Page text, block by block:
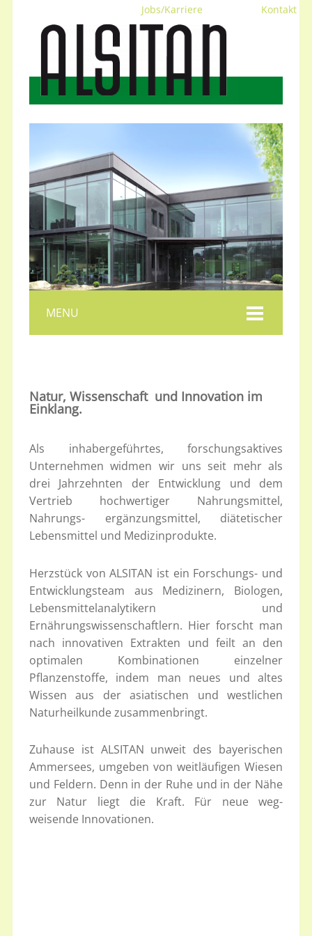
Kontakt
Jobs/Karriere
MENU
Natur, Wissenschaft und Innovation im
Einklang.
Als inhabergeführtes, forschungsaktives
Unternehmen widmen wir uns seit mehr als
drei Jahrzehnten der Entwicklung und dem
Vertrieb hochwertiger Nahrungsmittel,
Nahrungs- ergänzungsmittel, diätetischer
Lebensmittel und Medizinprodukte.
Herzstück von ALSITAN ist ein Forschungs- und
Entwicklungsteam aus Medizinern, Biologen,
Lebensmittelanalytikern und
Ernährungswissenschaftlern. Hier forscht man
nach innovativen Extrakten und feilt an den
optimalen Kombinationen einzelner
Pflanzenstoffe, indem man neues und altes
Wissen aus der asiatischen und westlichen
Naturheilkunde zusammenbringt.
Zuhause ist ALSITAN unweit des bayerischen
Ammersees, umgeben von weitläufigen Wiesen
und Feldern. Denn in der Ruhe und in der Nähe
zur Natur liegt die Kraft. Für neue weg-
weisende Innovationen.